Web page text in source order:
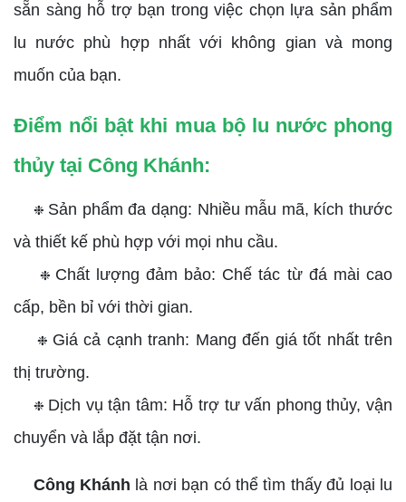
sẵn sàng hỗ trợ bạn trong việc chọn lựa sản phẩm
lu nước phù hợp nhất với không gian và mong
muốn của bạn.
Điểm nổi bật khi mua bộ lu nước phong
thủy tại Công Khánh:
❉ Sản phẩm đa dạng: Nhiều mẫu mã, kích thước
và thiết kế phù hợp với mọi nhu cầu.
❉ Chất lượng đảm bảo: Chế tác từ đá mài cao
cấp, bền bỉ với thời gian.
❉ Giá cả cạnh tranh: Mang đến giá tốt nhất trên
thị trường.
❉ Dịch vụ tận tâm: Hỗ trợ tư vấn phong thủy, vận
chuyển và lắp đặt tận nơi.
Công Khánh là nơi bạn có thể tìm thấy đủ loại lu